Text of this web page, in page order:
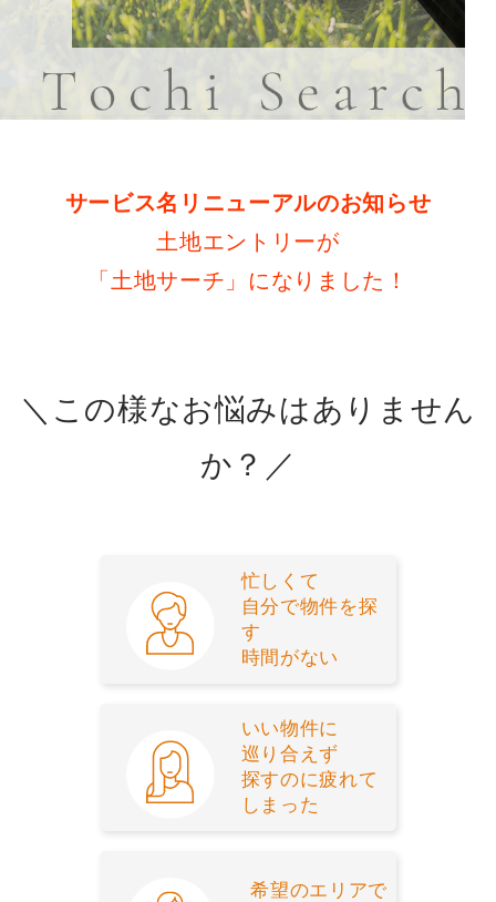
サービス名リニューアルのお知らせ
土地エントリーが
「土地サーチ」になりました！
＼この様なお悩みはありません
か？／
忙しくて
自分で物件を探
す
時間がない
いい物件に
巡り合えず
探すのに疲れて
しまった
希望のエリアで